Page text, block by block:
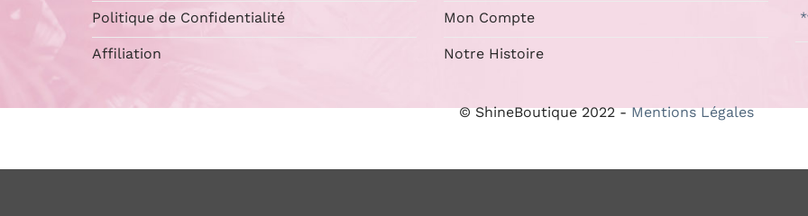
Politique de Confidentialité
Affiliation
Mon Compte
Notre Histoire
© ShineBoutique 2022 -Mentions Légales